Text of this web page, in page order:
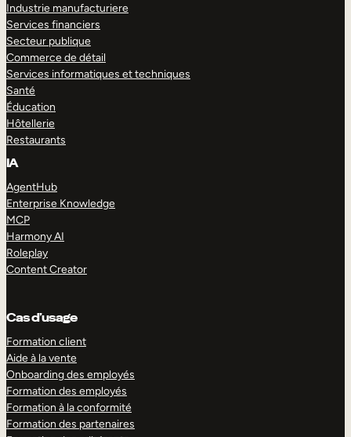
Industrie manufacturiere
Services financiers
Secteur publique
Commerce de détail
Services informatiques et techniques
Santé
Éducation
Hôtellerie
Restaurants
IA
AgentHub
Enterprise Knowledge
MCP
Harmony AI
Roleplay
Content Creator
Cas d’usage
Formation client
Aide à la vente
Onboarding des employés
Formation des employés
Formation à la conformité
Formation des partenaires